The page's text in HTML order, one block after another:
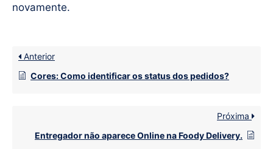
novamente.
Anterior
Cores: Como identificar os status dos pedidos?
Próxima
Entregador não aparece Online na Foody Delivery.